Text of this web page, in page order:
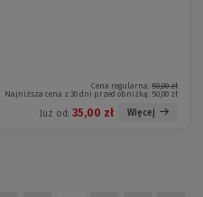
Cena regularna: 50,00 zł
Najniższa cena z 30 dni przed obniżką: 50,00 zł
Już od: 35,00 zł Więcej